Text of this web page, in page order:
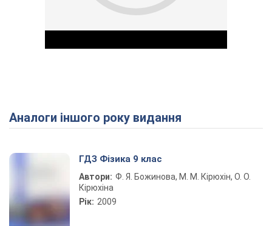
Play Video
Аналоги іншого року видання
ГДЗ Фізика 9 клас
Автори: Ф. Я. Божинова, М. М. Кірюхін, О. О.
Кірюхіна
Рік: 2009